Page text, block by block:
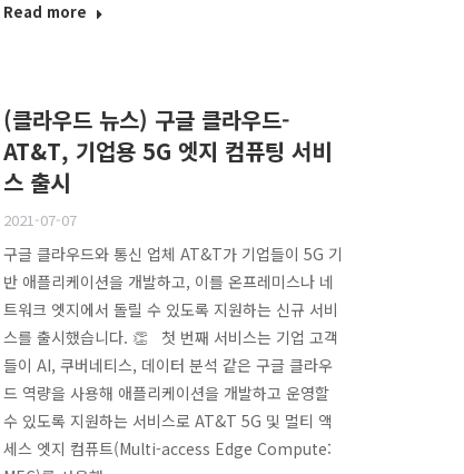
Read more
(클라우드 뉴스) 구글 클라우드-
AT&T, 기업용 5G 엣지 컴퓨팅 서비
스 출시
2021-07-07
구글 클라우드와 통신 업체 AT&T가 기업들이 5G 기
반 애플리케이션을 개발하고, 이를 온프레미스나 네
트워크 엣지에서 돌릴 수 있도록 지원하는 신규 서비
스를 출시했습니다. 👏 첫 번째 서비스는 기업 고객
들이 AI, 쿠버네티스, 데이터 분석 같은 구글 클라우
드 역량을 사용해 애플리케이션을 개발하고 운영할
수 있도록 지원하는 서비스로 AT&T 5G 및 멀티 액
세스 엣지 컴퓨트(Multi-access Edge Compute: